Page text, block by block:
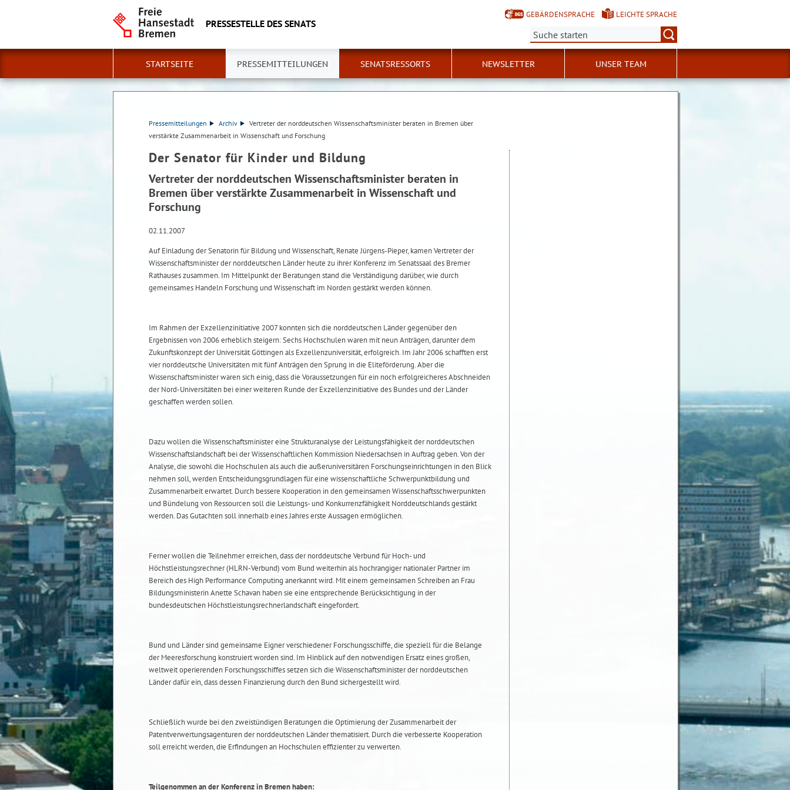
PRESSESTELLE DES SENATS
GEBÄRDENSPRACHE
LEICHTE SPRACHE
Suche:
STARTSEITE PRESSEMITTEILUNGEN SENATSRESSORTS NEWSLETTER UNSER TEAM
Pressemitteilungen Archiv
Vertreter der norddeutschen Wissenschaftsminister beraten in Bremen über
verstärkte Zusammenarbeit in Wissenschaft und Forschung
Der Senator für Kinder und Bildung
Vertreter der norddeutschen Wissenschaftsminister beraten in
Bremen über verstärkte Zusammenarbeit in Wissenschaft und
Forschung
02.11.2007
Auf Einladung der Senatorin für Bildung und Wissenschaft, Renate Jürgens-Pieper, kamen Vertreter der
Wissenschaftsminister der norddeutschen Länder heute zu ihrer Konferenz im Senatssaal des Bremer
Rathauses zusammen. Im Mittelpunkt der Beratungen stand die Verständigung darüber, wie durch
gemeinsames Handeln Forschung und Wissenschaft im Norden gestärkt werden können.
Im Rahmen der Exzellenzinitiative 2007 konnten sich die norddeutschen Länder gegenüber den
Ergebnissen von 2006 erheblich steigern: Sechs Hochschulen waren mit neun Anträgen, darunter dem
Zukunftskonzept der Universität Göttingen als Exzellenzuniversität, erfolgreich. Im Jahr 2006 schafften erst
vier norddeutsche Universitäten mit fünf Anträgen den Sprung in die Eliteförderung. Aber die
Wissenschaftsminister waren sich einig, dass die Voraussetzungen für ein noch erfolgreicheres Abschneiden
der Nord-Universitäten bei einer weiteren Runde der Exzellenzinitiative des Bundes und der Länder
geschaffen werden sollen.
Dazu wollen die Wissenschaftsminister eine Strukturanalyse der Leistungsfähigkeit der norddeutschen
Wissenschaftslandschaft bei der Wissenschaftlichen Kommission Niedersachsen in Auftrag geben. Von der
Analyse, die sowohl die Hochschulen als auch die außeruniversitären Forschungseinrichtungen in den Blick
nehmen soll, werden Entscheidungsgrundlagen für eine wissenschaftliche Schwerpunktbildung und
Zusammenarbeit erwartet. Durch bessere Kooperation in den gemeinsamen Wissenschaftsschwerpunkten
und Bündelung von Ressourcen soll die Leistungs- und Konkurrenzfähigkeit Norddeutschlands gestärkt
werden. Das Gutachten soll innerhalb eines Jahres erste Aussagen ermöglichen.
Ferner wollen die Teilnehmer erreichen, dass der norddeutsche Verbund für Hoch- und
Höchstleistungsrechner (HLRN-Verbund) vom Bund weiterhin als hochrangiger nationaler Partner im
Bereich des High Performance Computing anerkannt wird. Mit einem gemeinsamen Schreiben an Frau
Bildungsministerin Anette Schavan haben sie eine entsprechende Berücksichtigung in der
bundesdeutschen Höchstleistungsrechnerlandschaft eingefordert.
Bund und Länder sind gemeinsame Eigner verschiedener Forschungsschiffe, die speziell für die Belange
der Meeresforschung konstruiert worden sind. Im Hinblick auf den notwendigen Ersatz eines großen,
weltweit operierenden Forschungsschiffes setzen sich die Wissenschaftsminister der norddeutschen
Länder dafür ein, dass dessen Finanzierung durch den Bund sichergestellt wird.
Schließlich wurde bei den zweistündigen Beratungen die Optimierung der Zusammenarbeit der
Patentverwertungsagenturen der norddeutschen Länder thematisiert. Durch die verbesserte Kooperation
soll erreicht werden, die Erfindungen an Hochschulen effizienter zu verwerten.
Teilgenommen an der Konferenz in Bremen haben: